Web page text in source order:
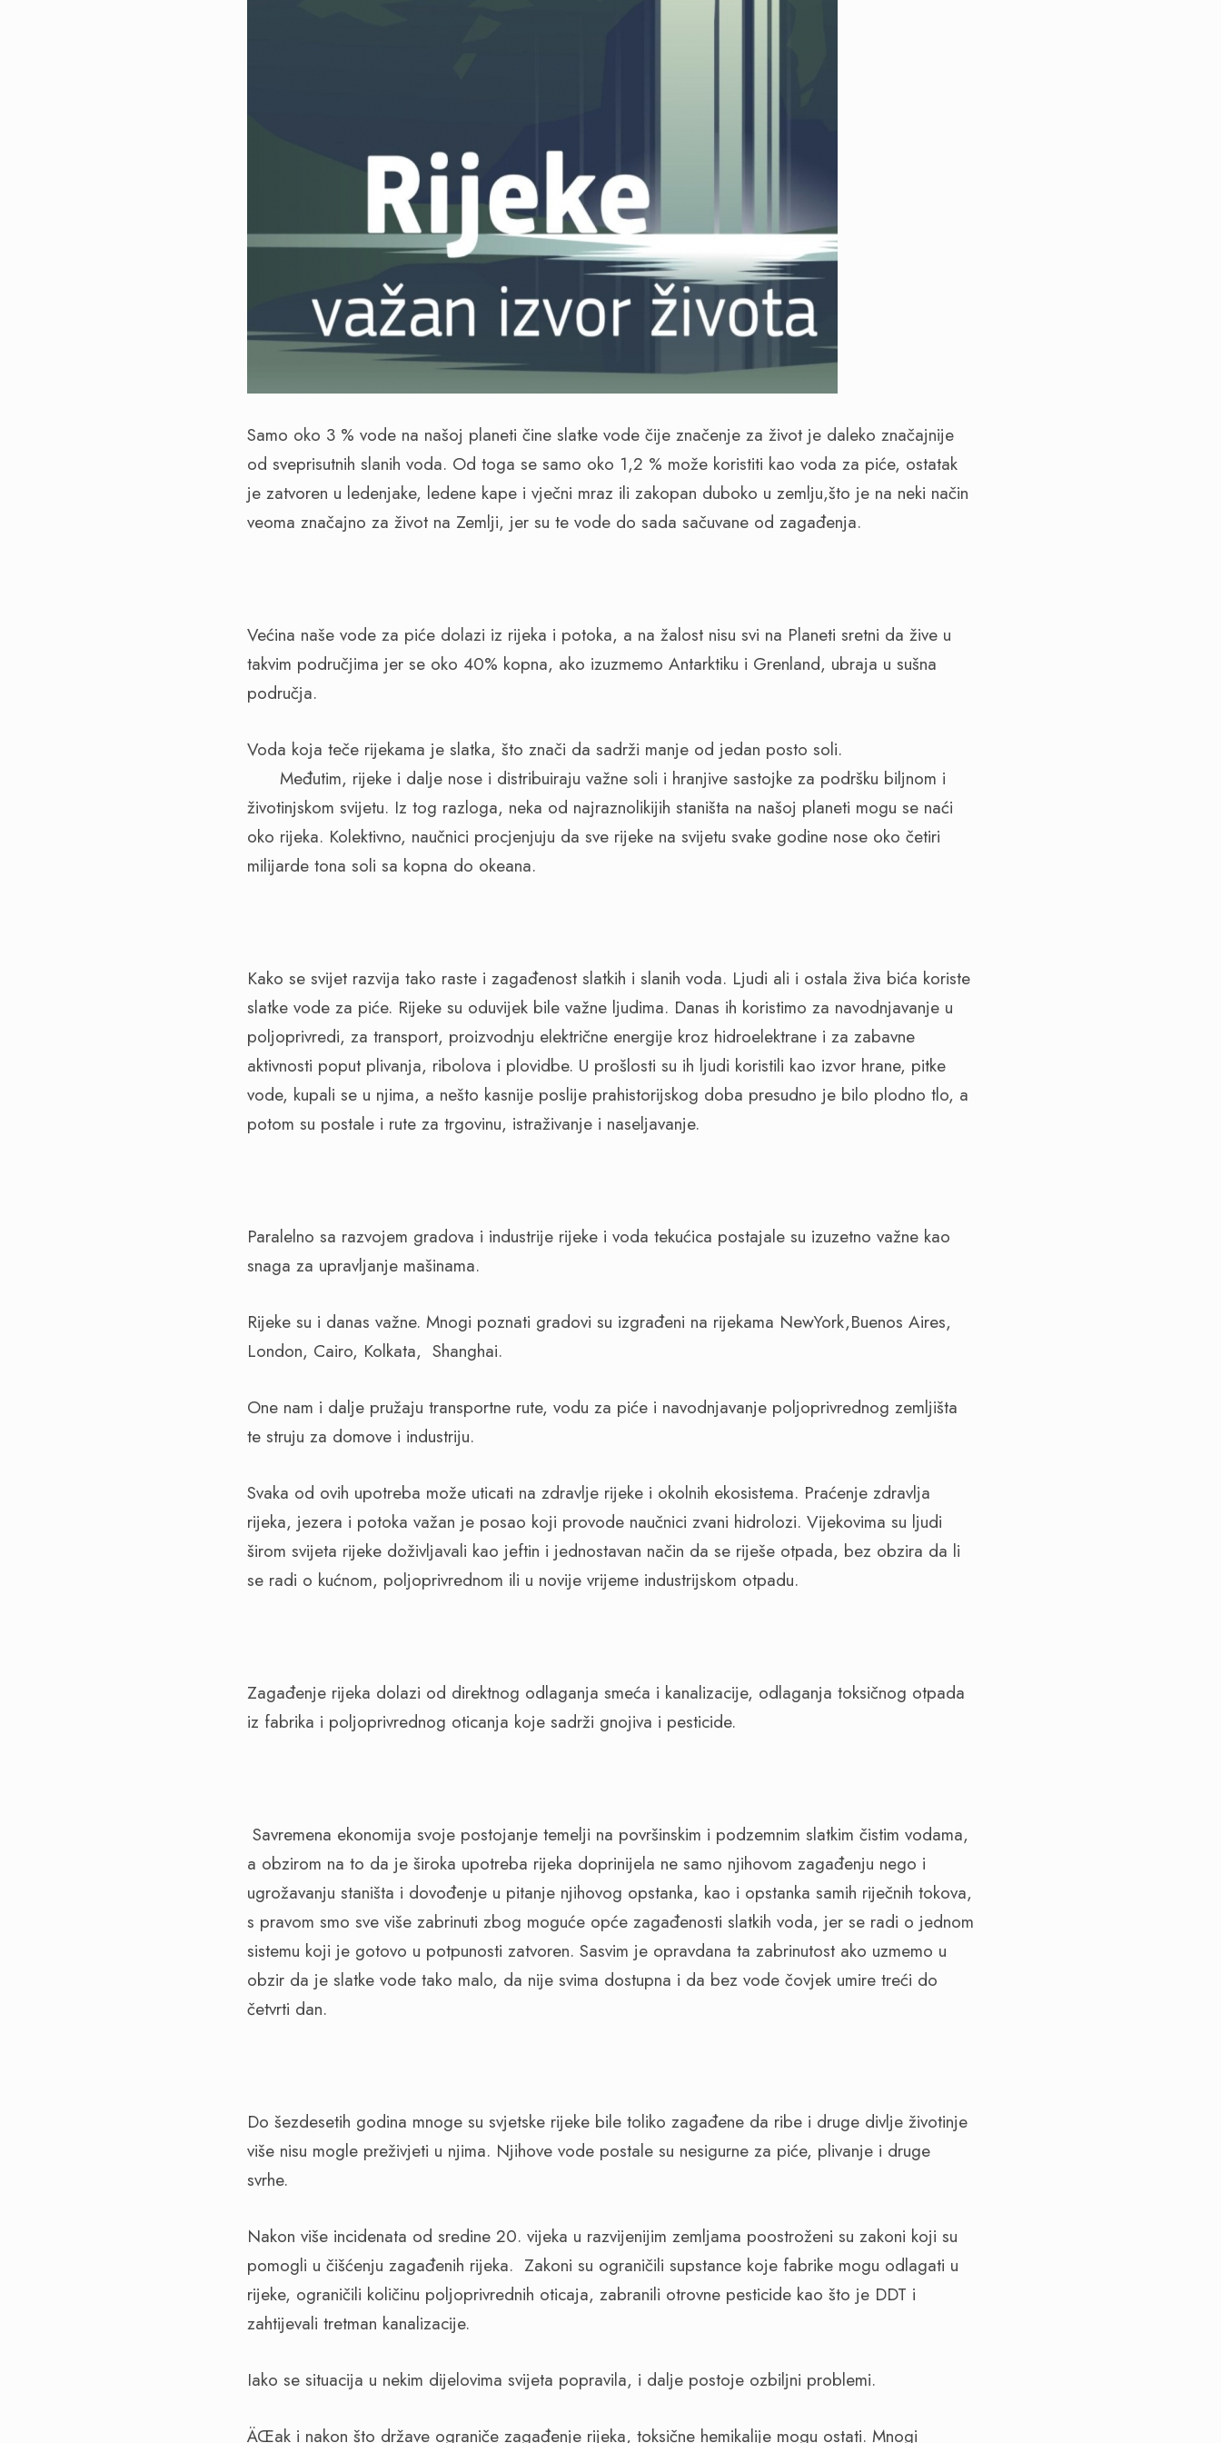
Samo oko 3 % vode na našoj planeti čine slatke vode čije značenje za život je daleko značajnije
od sveprisutnih slanih voda. Od toga se samo oko 1,2 % može koristiti kao voda za piće, ostatak
je zatvoren u ledenjake, ledene kape i vječni mraz ili zakopan duboko u zemlju,što je na neki način
veoma značajno za život na Zemlji, jer su te vode do sada sačuvane od zagađenja.
Većina naše vode za piće dolazi iz rijeka i potoka, a na žalost nisu svi na Planeti sretni da žive u
takvim područjima jer se oko 40% kopna, ako izuzmemo Antarktiku i Grenland, ubraja u sušna
područja.
Voda koja teče rijekama je slatka, što znači da sadrži manje od jedan posto soli.
Međutim, rijeke i dalje nose i distribuiraju važne soli i hranjive sastojke za podršku biljnom i
životinjskom svijetu. Iz tog razloga, neka od najraznolikijih staništa na našoj planeti mogu se naći
oko rijeka. Kolektivno, naučnici procjenjuju da sve rijeke na svijetu svake godine nose oko četiri
milijarde tona soli sa kopna do okeana.
Kako se svijet razvija tako raste i zagađenost slatkih i slanih voda. Ljudi ali i ostala živa bića koriste
slatke vode za piće. Rijeke su oduvijek bile važne ljudima. Danas ih koristimo za navodnjavanje u
poljoprivredi, za transport, proizvodnju električne energije kroz hidroelektrane i za zabavne
aktivnosti poput plivanja, ribolova i plovidbe. U prošlosti su ih ljudi koristili kao izvor hrane, pitke
vode, kupali se u njima, a nešto kasnije poslije prahistorijskog doba presudno je bilo plodno tlo, a
potom su postale i rute za trgovinu, istraživanje i naseljavanje.
Paralelno sa razvojem gradova i industrije rijeke i voda tekućica postajale su izuzetno važne kao
snaga za upravljanje mašinama.
Rijeke su i danas važne. Mnogi poznati gradovi su izgrađeni na rijekama NewYork,Buenos Aires,
London, Cairo, Kolkata, Shanghai.
One nam i dalje pružaju transportne rute, vodu za piće i navodnjavanje poljoprivrednog zemljišta
te struju za domove i industriju.
Svaka od ovih upotreba može uticati na zdravlje rijeke i okolnih ekosistema. Praćenje zdravlja
rijeka, jezera i potoka važan je posao koji provode naučnici zvani hidrolozi. Vijekovima su ljudi
širom svijeta rijeke doživljavali kao jeftin i jednostavan način da se riješe otpada, bez obzira da li
se radi o kućnom, poljoprivrednom ili u novije vrijeme industrijskom otpadu.
Zagađenje rijeka dolazi od direktnog odlaganja smeća i kanalizacije, odlaganja toksičnog otpada
iz fabrika i poljoprivrednog oticanja koje sadrži gnojiva i pesticide.
Savremena ekonomija svoje postojanje temelji na površinskim i podzemnim slatkim čistim vodama,
a obzirom na to da je široka upotreba rijeka doprinijela ne samo njihovom zagađenju nego i
ugrožavanju staništa i dovođenje u pitanje njihovog opstanka, kao i opstanka samih riječnih tokova,
s pravom smo sve više zabrinuti zbog moguće opće zagađenosti slatkih voda, jer se radi o jednom
sistemu koji je gotovo u potpunosti zatvoren. Sasvim je opravdana ta zabrinutost ako uzmemo u
obzir da je slatke vode tako malo, da nije svima dostupna i da bez vode čovjek umire treći do
četvrti dan.
Do šezdesetih godina mnoge su svjetske rijeke bile toliko zagađene da ribe i druge divlje životinje
više nisu mogle preživjeti u njima. Njihove vode postale su nesigurne za piće, plivanje i druge
svrhe.
Nakon više incidenata od sredine 20. vijeka u razvijenijim zemljama poostroženi su zakoni koji su
pomogli u čišćenju zagađenih rijeka. Zakoni su ograničili supstance koje fabrike mogu odlagati u
rijeke, ograničili količinu poljoprivrednih oticaja, zabranili otrovne pesticide kao što je DDT i
zahtijevali tretman kanalizacije.
Iako se situacija u nekim dijelovima svijeta popravila, i dalje postoje ozbiljni problemi.
ÄŒak i nakon što države ograniče zagađenje rijeka, toksične hemikalije mogu ostati. Mnogi